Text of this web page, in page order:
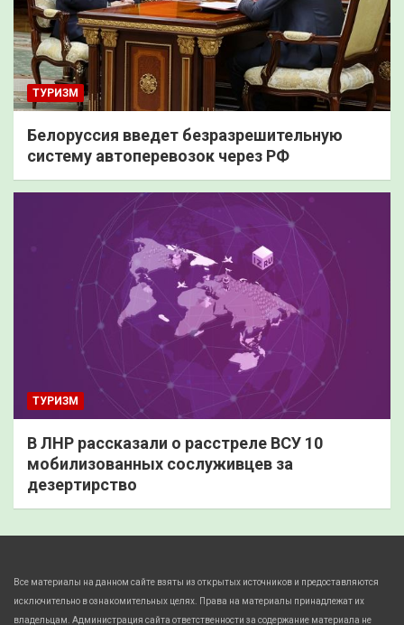
ТУРИЗМ
Белоруссия введет безразрешительную
систему автоперевозок через РФ
ТУРИЗМ
В ЛНР рассказали о расстреле ВСУ 10
мобилизованных сослуживцев за
дезертирство
Все материалы на данном сайте взяты из открытых источников и предоставляются
исключительно в ознакомительных целях. Права на материалы принадлежат их
владельцам. Администрация сайта ответственности за содержание материала не